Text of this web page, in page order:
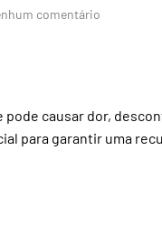
comentário
forte
causar dor,
para garantir uma